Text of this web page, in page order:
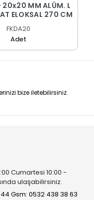
20x20 MM ALÜM. L
MAT ELOKSAL 270 CM
FKDA20
Adet
bize iletebilirsiniz.
Cumartesi 10:00 -
ulaşabilirsiniz.
Gsm: 0532 438 38 63